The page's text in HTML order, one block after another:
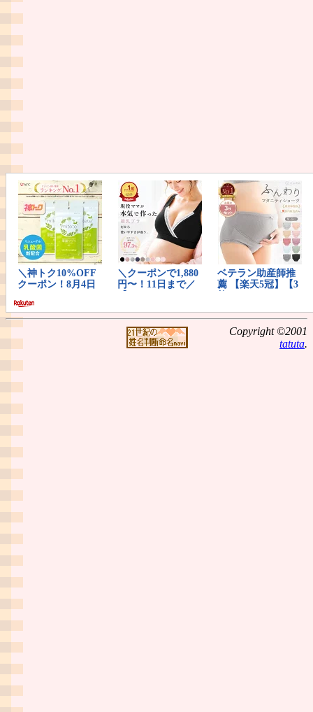
Copyright ©2001
tatuta.